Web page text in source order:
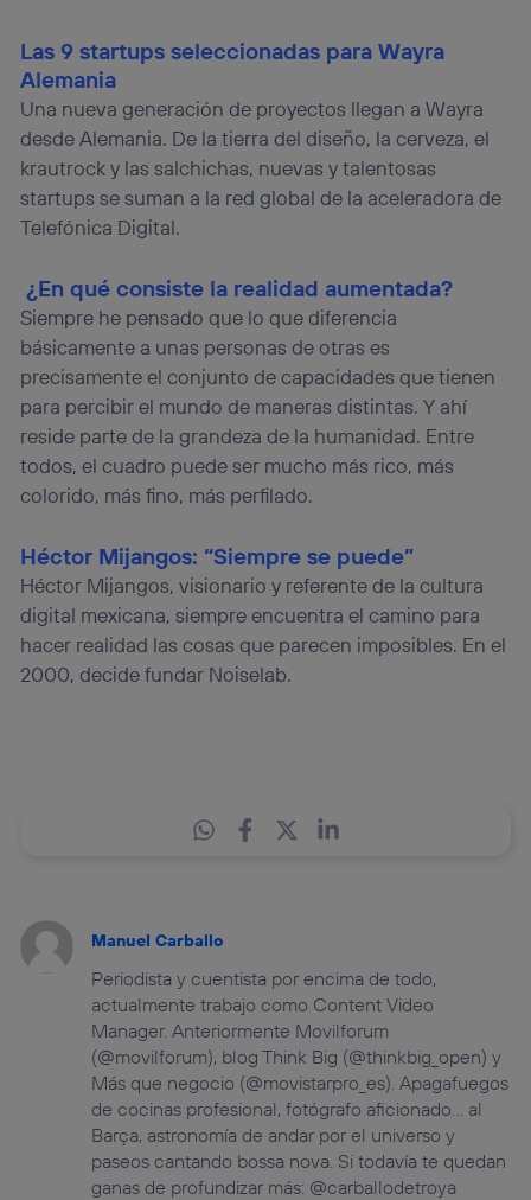
Las 9 startups seleccionadas para Wayra
Alemania
Una nueva generación de proyectos llegan a Wayra
desde Alemania. De la tierra del diseño, la cerveza, el
krautrock y las salchichas, nuevas y talentosas
startups se suman a la red global de la aceleradora de
Telefónica Digital.
¿En qué consiste la realidad aumentada?
Siempre he pensado que lo que diferencia
básicamente a unas personas de otras es
precisamente el conjunto de capacidades que tienen
para percibir el mundo de maneras distintas. Y ahí
reside parte de la grandeza de la humanidad. Entre
todos, el cuadro puede ser mucho más rico, más
colorido, más fino, más perfilado.
Héctor Mijangos: “Siempre se puede”
Héctor Mijangos, visionario y referente de la cultura
digital mexicana, siempre encuentra el camino para
hacer realidad las cosas que parecen imposibles. En el
2000, decide fundar Noiselab.
Manuel Carballo
Periodista y cuentista por encima de todo,
actualmente trabajo como Content Video
Manager. Anteriormente Movilforum
(@movilforum), blog Think Big (@thinkbig_open) y
Más que negocio (@movistarpro_es). Apagafuegos
de cocinas profesional, fotógrafo aficionado… al
Barça, astronomía de andar por el universo y
paseos cantando bossa nova. Si todavía te quedan
ganas de profundizar más: @carballodetroya